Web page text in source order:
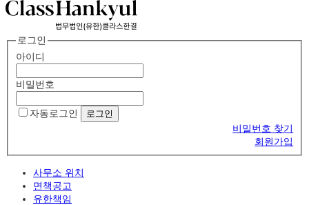
로그인
아이디
비밀번호
자동로그인
비밀번호 찾기
회원가입
사무소 위치
면책공고
유한책임